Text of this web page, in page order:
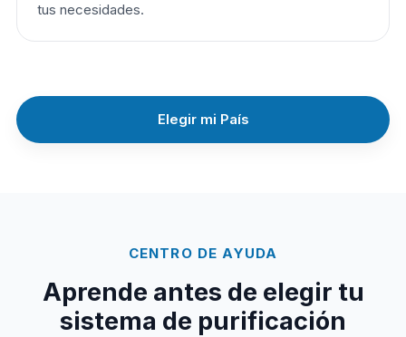
tus necesidades.
Elegir mi País
CENTRO DE AYUDA
Aprende antes de elegir tu
sistema de purificación